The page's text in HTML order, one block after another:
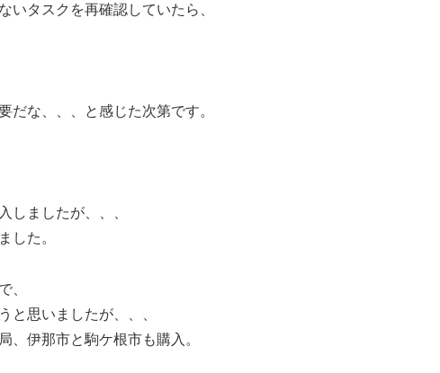
いタスクを再確認していたら、
だな、、、と感じた次第です。
しましたが、、、
した。
、
と思いましたが、、、
、伊那市と駒ケ根市も購入。